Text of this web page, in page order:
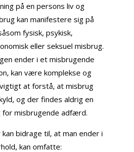
på en persons liv og
kan manifestere sig på
fysisk, psykisk,
eller seksuel misbrug.
ender i et misbrugende
kan være komplekse og
at forstå, at misbrug
og der findes aldrig en
for misbrugende adfærd.
bidrage til, at man ender i
kan omfatte: